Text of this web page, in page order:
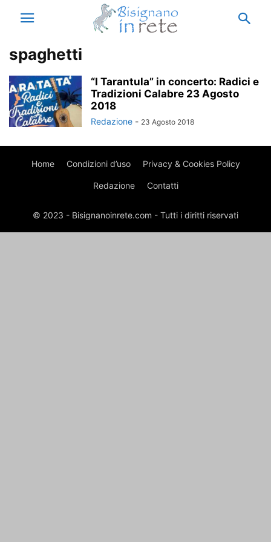
spaghetti
“I Tarantula” in concerto: Radici e
Tradizioni Calabre 23 Agosto
2018
Redazione - 23 Agosto 2018
Home Condizioni d’uso Privacy & Cookies Policy
Redazione Contatti
© 2023 - Bisignanoinrete.com - Tutti i diritti riservati